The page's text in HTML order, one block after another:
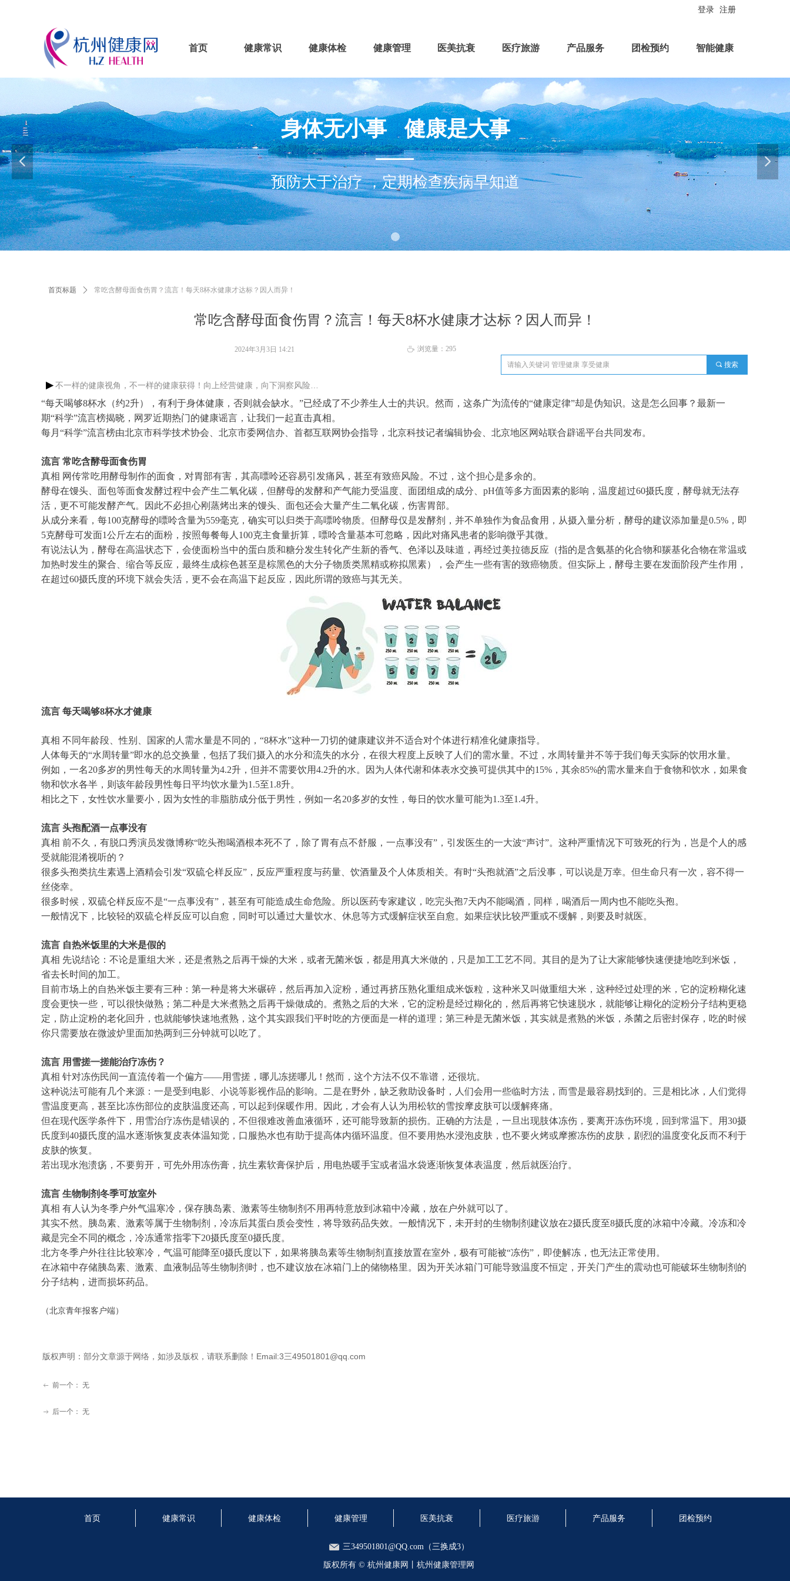
登录 注册
首页 健康常识 健康体检 健康管理 医美抗衰 医疗旅游 产品服务 团检预约 智能健康
预防大于治疗 ，定期检查疾病早知道
身体无小事 健康是大事
넳 넲
常吃含酵母面食伤胃？流言！每天8杯水健康才达标？因人而异！
首页标题 ꄲ 常吃含酵母面食伤胃？流言！每天8杯水健康才达标？因人而异！
“每天喝够8杯水（约2升），有利于身体健康，否则就会缺水。”已经成了不少养生人士的共识。然而，这条广为流传的“健康定律”却是伪知识。这是怎么回事？最新一
期“科学”流言榜揭晓，网罗近期热门的健康谣言，让我们一起直击真相。
每月“科学”流言榜由北京市科学技术协会、北京市委网信办、首都互联网协会指导，北京科技记者编辑协会、北京地区网站联合辟谣平台共同发布。
流言 常吃含酵母面食伤胃
真相 网传常吃用酵母制作的面食，对胃部有害，其高嘌呤还容易引发痛风，甚至有致癌风险。不过，这个担心是多余的。
酵母在馒头、面包等面食发酵过程中会产生二氧化碳，但酵母的发酵和产气能力受温度、面团组成的成分、pH值等多方面因素的影响，温度超过60摄氏度，酵母就无法存
活，更不可能发酵产气。因此不必担心刚蒸烤出来的馒头、面包还会大量产生二氧化碳，伤害胃部。
从成分来看，每100克酵母的嘌呤含量为559毫克，确实可以归类于高嘌呤物质。但酵母仅是发酵剂，并不单独作为食品食用，从摄入量分析，酵母的建议添加量是0.5%，即
5克酵母可发面1公斤左右的面粉，按照每餐每人100克主食量折算，嘌呤含量基本可忽略，因此对痛风患者的影响微乎其微。
有说法认为，酵母在高温状态下，会使面粉当中的蛋白质和糖分发生转化产生新的香气、色泽以及味道，再经过美拉德反应（指的是含氨基的化合物和羰基化合物在常温或
加热时发生的聚合、缩合等反应，最终生成棕色甚至是棕黑色的大分子物质类黑精或称拟黑素），会产生一些有害的致癌物质。但实际上，酵母主要在发面阶段产生作用，
在超过60摄氏度的环境下就会失活，更不会在高温下起反应，因此所谓的致癌与其无关。
流言 每天喝够8杯水才健康
真相 不同年龄段、性别、国家的人需水量是不同的，“8杯水”这种一刀切的健康建议并不适合对个体进行精准化健康指导。
人体每天的“水周转量”即水的总交换量，包括了我们摄入的水分和流失的水分，在很大程度上反映了人们的需水量。不过，水周转量并不等于我们每天实际的饮用水量。
例如，一名20多岁的男性每天的水周转量为4.2升，但并不需要饮用4.2升的水。因为人体代谢和体表水交换可提供其中的15%，其余85%的需水量来自于食物和饮水，如果食
物和饮水各半，则该年龄段男性每日平均饮水量为1.5至1.8升。
相比之下，女性饮水量要小，因为女性的非脂肪成分低于男性，例如一名20多岁的女性，每日的饮水量可能为1.3至1.4升。
流言 头孢配酒一点事没有
真相 前不久，有脱口秀演员发微博称“吃头孢喝酒根本死不了，除了胃有点不舒服，一点事没有”，引发医生的一大波“声讨”。这种严重情况下可致死的行为，岂是个人的感
受就能混淆视听的？
很多头孢类抗生素遇上酒精会引发“双硫仑样反应”，反应严重程度与药量、饮酒量及个人体质相关。有时“头孢就酒”之后没事，可以说是万幸。但生命只有一次，容不得一
丝侥幸。
很多时候，双硫仑样反应不是“一点事没有”，甚至有可能造成生命危险。所以医药专家建议，吃完头孢7天内不能喝酒，同样，喝酒后一周内也不能吃头孢。
一般情况下，比较轻的双硫仑样反应可以自愈，同时可以通过大量饮水、休息等方式缓解症状至自愈。如果症状比较严重或不缓解，则要及时就医。
流言 自热米饭里的大米是假的
真相 先说结论：不论是重组大米，还是煮熟之后再干燥的大米，或者无菌米饭，都是用真大米做的，只是加工工艺不同。其目的是为了让大家能够快速便捷地吃到米饭，
省去长时间的加工。
目前市场上的自热米饭主要有三种：第一种是将大米碾碎，然后再加入淀粉，通过再挤压熟化重组成米饭粒，这种米又叫做重组大米，这种经过处理的米，它的淀粉糊化速
度会更快一些，可以很快做熟；第二种是大米煮熟之后再干燥做成的。煮熟之后的大米，它的淀粉是经过糊化的，然后再将它快速脱水，就能够让糊化的淀粉分子结构更稳
定，防止淀粉的老化回升，也就能够快速地煮熟，这个其实跟我们平时吃的方便面是一样的道理；第三种是无菌米饭，其实就是煮熟的米饭，杀菌之后密封保存，吃的时候
你只需要放在微波炉里面加热两到三分钟就可以吃了。
流言 用雪搓一搓能治疗冻伤？
真相 针对冻伤民间一直流传着一个偏方——用雪搓，哪儿冻搓哪儿！然而，这个方法不仅不靠谱，还很坑。
这种说法可能有几个来源：一是受到电影、小说等影视作品的影响。二是在野外，缺乏救助设备时，人们会用一些临时方法，而雪是最容易找到的。三是相比冰，人们觉得
雪温度更高，甚至比冻伤部位的皮肤温度还高，可以起到保暖作用。因此，才会有人认为用松软的雪按摩皮肤可以缓解疼痛。
但在现代医学条件下，用雪治疗冻伤是错误的，不但很难改善血液循环，还可能导致新的损伤。正确的方法是，一旦出现肢体冻伤，要离开冻伤环境，回到常温下。用30摄
氏度到40摄氏度的温水逐渐恢复皮表体温知觉，口服热水也有助于提高体内循环温度。但不要用热水浸泡皮肤，也不要火烤或摩擦冻伤的皮肤，剧烈的温度变化反而不利于
皮肤的恢复。
若出现水泡溃疡，不要剪开，可先外用冻伤膏，抗生素软膏保护后，用电热暖手宝或者温水袋逐渐恢复体表温度，然后就医治疗。
流言 生物制剂冬季可放室外
真相 有人认为冬季户外气温寒冷，保存胰岛素、激素等生物制剂不用再特意放到冰箱中冷藏，放在户外就可以了。
其实不然。胰岛素、激素等属于生物制剂，冷冻后其蛋白质会变性，将导致药品失效。一般情况下，未开封的生物制剂建议放在2摄氏度至8摄氏度的冰箱中冷藏。冷冻和冷
藏是完全不同的概念，冷冻通常指零下20摄氏度至0摄氏度。
北方冬季户外往往比较寒冷，气温可能降至0摄氏度以下，如果将胰岛素等生物制剂直接放置在室外，极有可能被“冻伤”，即使解冻，也无法正常使用。
在冰箱中存储胰岛素、激素、血液制品等生物制剂时，也不建议放在冰箱门上的储物格里。因为开关冰箱门可能导致温度不恒定，开关门产生的震动也可能破坏生物制剂的
分子结构，进而损坏药品。
（北京青年报客户端）
2024年3月3日 14:21 ꄘ 浏览量： 295
ꂃ 前一个： 无
ꁹ 后一个： 无
版权声明：部分文章源于网络，如涉及版权，请联系删除！Email:3三49501801@qq.com
끠 搜索
▶ 不一样的健康视角，不一样的健康获得！向上经营健康，向下洞察风险…
版权所有 © 杭州健康网丨杭州健康管理网
首页 健康常识 健康体检 健康管理 医美抗衰 医疗旅游 产品服务 团检预约
三349501801@QQ.com（三换成3）